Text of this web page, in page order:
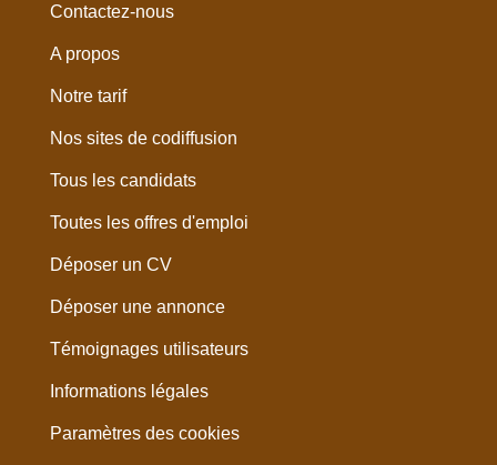
Contactez-nous
A propos
Notre tarif
Nos sites de codiffusion
Tous les candidats
Toutes les offres d'emploi
Déposer un CV
Déposer une annonce
Témoignages utilisateurs
Informations légales
Paramètres des cookies